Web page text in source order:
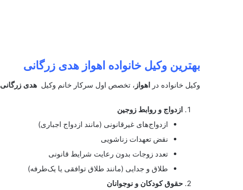
بهترین وکیل خانواده اهواز هدی زرگانی
وکیل خانواده در اهواز ، تخصص اول سرکار خانم وکیل هدی زرگانی
ازدواج و روابط زوجین
ازدواج‌های غیرقانونی (مانند ازدواج اجباری)
نقض تعهدات زناشویی
تعدد زوجات بدون رعایت شرایط قانونی
طلاق و جدایی (مانند طلاق توافقی یا یک‌طرفه)
حقوق کودکان و نوجوانان